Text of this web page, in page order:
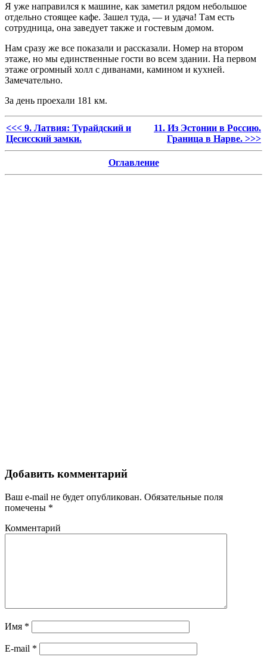
Я уже направился к машине, как заметил рядом небольшое
отдельно стоящее кафе. Зашел туда, — и удача! Там есть
сотрудница, она заведует также и гостевым домом.
Нам сразу же все показали и рассказали. Номер на втором
этаже, но мы единственные гости во всем здании. На первом
этаже огромный холл с диванами, камином и кухней.
Замечательно.
За день проехали 181 км.
<<< 9. Латвия: Турайдский и
Цесисский замки.
11. Из Эстонии в Россию.
Граница в Нарве. >>>
Оглавление
Добавить комментарий
Ваш e-mail не будет опубликован. Обязательные поля
помечены *
Комментарий
Имя *
E-mail *